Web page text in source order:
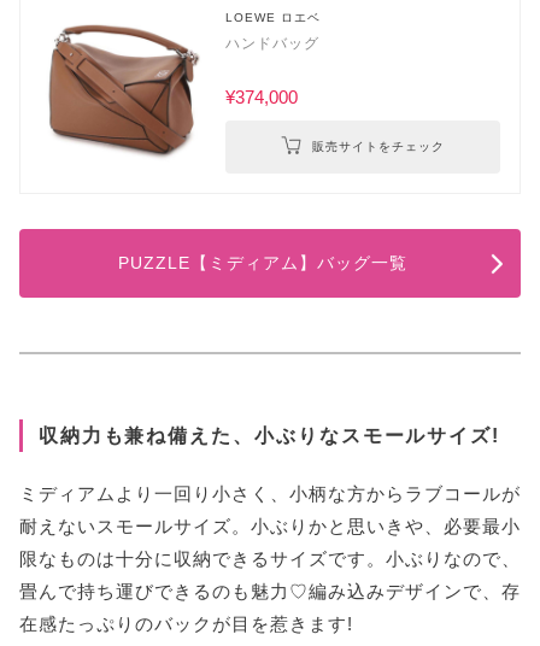
LOEWE ロエベ
ハンドバッグ
¥374,000
販売サイトをチェック
PUZZLE【ミディアム】バッグ一覧
収納力も兼ね備えた、小ぶりなスモールサイズ!
ミディアムより一回り小さく、小柄な方からラブコールが
耐えないスモールサイズ。小ぶりかと思いきや、必要最小
限なものは十分に収納できるサイズです。小ぶりなので、
畳んで持ち運びできるのも魅力♡編み込みデザインで、存
在感たっぷりのバックが目を惹きます!